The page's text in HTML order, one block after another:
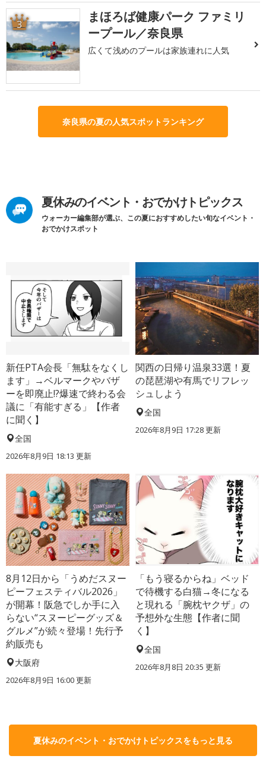
3
まほろば健康パーク ファミリ
ープール／奈良県
広くて浅めのプールは家族連れに人気
奈良県の夏の人気スポットランキング
夏休みのイベント・おでかけトピックス
ウォーカー編集部が選ぶ、この夏におすすめしたい旬なイベント・
おでかけスポット
新任PTA会長「無駄をなくし
ます」→ベルマークやバザ
ーを即廃止!?爆速で終わる会
議に「有能すぎる」【作者
に聞く】
全国
2026年8月9日 18:13 更新
関西の日帰り温泉33選！夏
の琵琶湖や有馬でリフレッ
シュしよう
全国
2026年8月9日 17:28更新
8月12日から「うめだスヌー
ピーフェスティバル2026」
が開幕！阪急でしか手に入
らない“スヌーピーグッズ＆
グルメ”が続々登場！先行予
約販売も
大阪府
2026年8月9日 16:00更新
「もう寝るからね」ベッド
で待機する白猫→冬になる
と現れる「腕枕ヤクザ」の
予想外な生態【作者に聞
く】
全国
2026年8月8日 20:35 更新
夏休みのイベント・おでかけトピックスをもっと見る